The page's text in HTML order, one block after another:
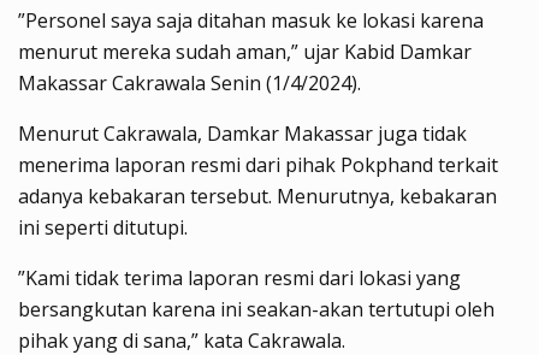
”Personel saya saja ditahan masuk ke lokasi karena
menurut mereka sudah aman,” ujar Kabid Damkar
Makassar Cakrawala Senin (1/4/2024).
Menurut Cakrawala, Damkar Makassar juga tidak
menerima laporan resmi dari pihak Pokphand terkait
adanya kebakaran tersebut. Menurutnya, kebakaran
ini seperti ditutupi.
”Kami tidak terima laporan resmi dari lokasi yang
bersangkutan karena ini seakan-akan tertutupi oleh
pihak yang di sana,” kata Cakrawala.